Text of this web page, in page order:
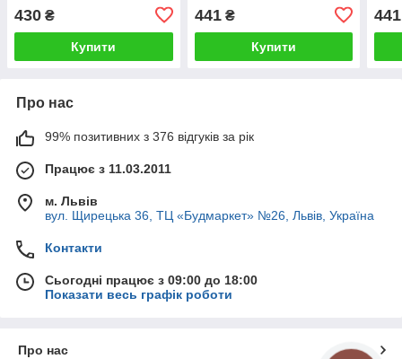
430 ₴
Купити
441₴
Купити
441
Про нас
99% позитивних з 376 відгуків за рік
Працює з 11.03.2011
м. Львів
вул. Щирецька 36, ТЦ «Будмаркет» №26, Львів, Україна
Контакти
Сьогодні працює з 09:00 до 18:00
Показати весь графік роботи
Про нас